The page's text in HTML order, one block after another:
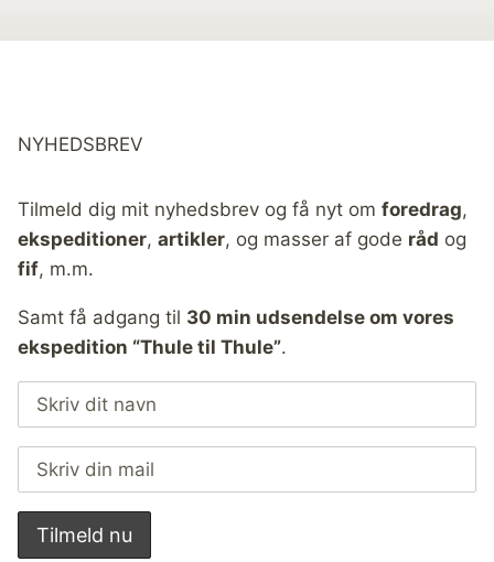
NYHEDSBREV
Tilmeld dig mit nyhedsbrev og få nyt om foredrag,
ekspeditioner, artikler, og masser af gode råd og
fif, m.m.
Samt få adgang til 30 min udsendelse om vores
ekspedition “Thule til Thule”.